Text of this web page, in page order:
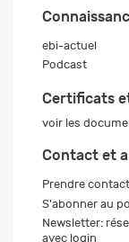
ebi-actuel
Podcast
Certificats
voir les
Contact et
Prendre contact
S'abonner au
Newsletter:
avec login